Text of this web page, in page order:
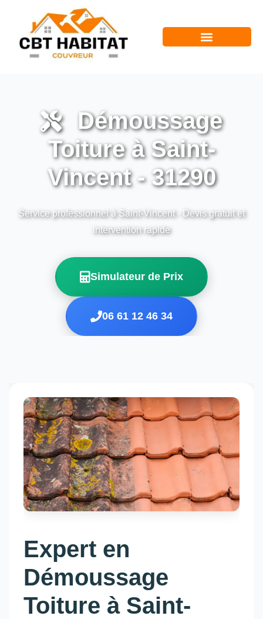
Démoussage
Toiture à Saint-
Vincent - 31290
Service professionnel à Saint-Vincent - Devis gratuit et
intervention rapide
Simulateur de Prix
06 61 12 46 34
Expert en
Démoussage
Toiture à Saint-